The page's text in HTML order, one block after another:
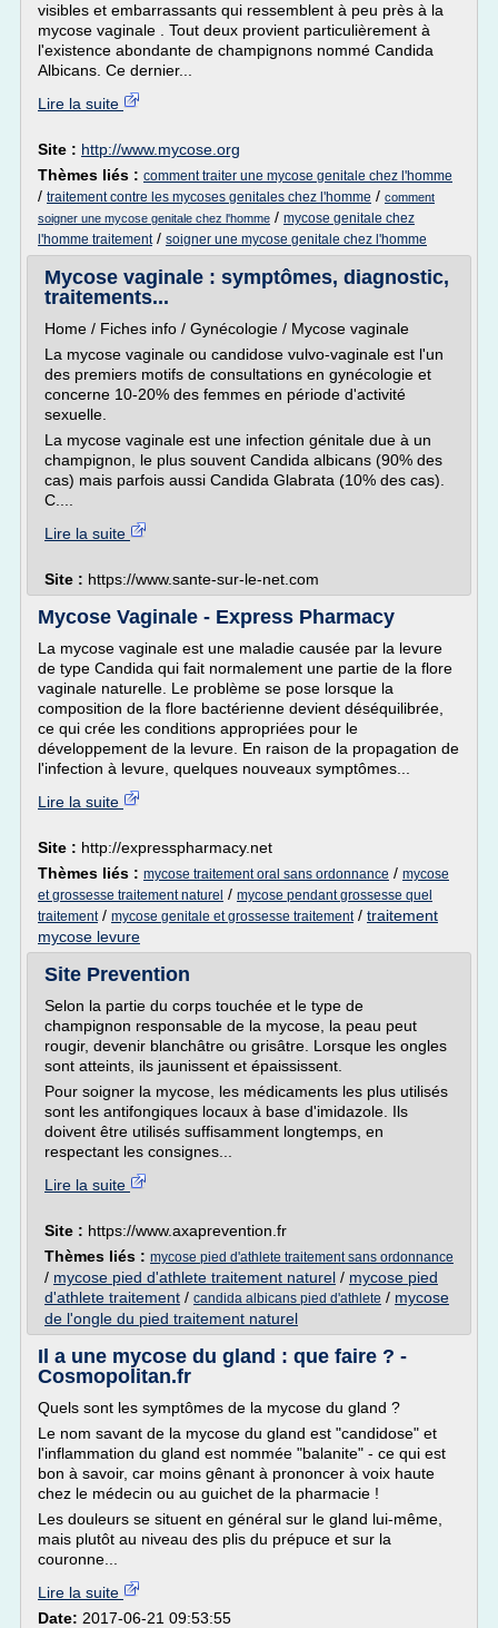
visibles et embarrassants qui ressemblent à peu près à la
mycose vaginale . Tout deux provient particulièrement à
l'existence abondante de champignons nommé Candida
Albicans. Ce dernier...
Lire la suite
Site : http://www.mycose.org
Thèmes liés : comment traiter une mycose genitale chez l'homme
/ traitement contre les mycoses genitales chez l'homme / comment
soigner une mycose genitale chez l'homme / mycose genitale chez
l'homme traitement/ soigner une mycose genitale chez l'homme
Mycose vaginale : symptômes, diagnostic,
traitements...
Home / Fiches info / Gynécologie / Mycose vaginale
La mycose vaginale ou candidose vulvo-vaginale est l'un
des premiers motifs de consultations en gynécologie et
concerne 10-20% des femmes en période d'activité
sexuelle.
La mycose vaginale est une infection génitale due à un
champignon, le plus souvent Candida albicans (90% des
cas) mais parfois aussi Candida Glabrata (10% des cas).
C....
Lire la suite
Site : https://www.sante-sur-le-net.com
Mycose Vaginale - Express Pharmacy
La mycose vaginale est une maladie causée par la levure
de type Candida qui fait normalement une partie de la flore
vaginale naturelle. Le problème se pose lorsque la
composition de la flore bactérienne devient déséquilibrée,
ce qui crée les conditions appropriées pour le
développement de la levure. En raison de la propagation de
l'infection à levure, quelques nouveaux symptômes...
Lire la suite
Site : http://expresspharmacy.net
Thèmes liés : mycose traitement oral sans ordonnance / mycose
et grossesse traitement naturel / mycose pendant grossesse quel
traitement/ mycose genitale et grossesse traitement/ traitement
mycose levure
Site Prevention
Selon la partie du corps touchée et le type de
champignon responsable de la mycose, la peau peut
rougir, devenir blanchâtre ou grisâtre. Lorsque les ongles
sont atteints, ils jaunissent et épaississent.
Pour soigner la mycose, les médicaments les plus utilisés
sont les antifongiques locaux à base d'imidazole. Ils
doivent être utilisés suffisamment longtemps, en
respectant les consignes...
Lire la suite
Site : https://www.axaprevention.fr
Thèmes liés : mycose pied d'athlete traitement sans ordonnance
/ mycose pied d'athlete traitement naturel / mycose pied
d'athlete traitement / candida albicans pied d'athlete / mycose
de l'ongle du pied traitement naturel
Il a une mycose du gland : que faire ? -
Cosmopolitan.fr
Quels sont les symptômes de la mycose du gland ?
Le nom savant de la mycose du gland est "candidose" et
l'inflammation du gland est nommée "balanite" - ce qui est
bon à savoir, car moins gênant à prononcer à voix haute
chez le médecin ou au guichet de la pharmacie !
Les douleurs se situent en général sur le gland lui-même,
mais plutôt au niveau des plis du prépuce et sur la
couronne...
Lire la suite
Date: 2017-06-21 09:53:55